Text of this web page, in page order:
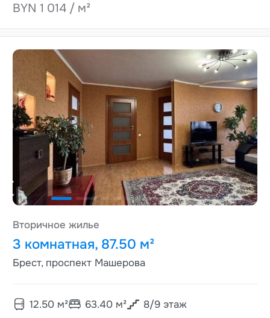
BYN 1 014 / м²
Вторичное жилье
3 комнатная, 87.50 м²
Брест, проспект Машерова
12.50м² 63.40м² 8/9этаж